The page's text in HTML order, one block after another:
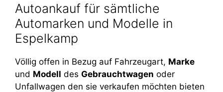
Autoankauf für sämtliche
Automarken und Modelle in
Espelkamp
Völlig offen in Bezug auf Fahrzeugart, Marke
und Modell des Gebrauchtwagen oder
Unfallwagen den sie verkaufen möchten bieten